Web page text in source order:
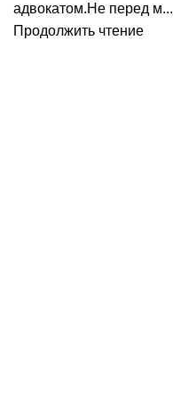
адвокатом.Не перед м...
Продолжить чтение